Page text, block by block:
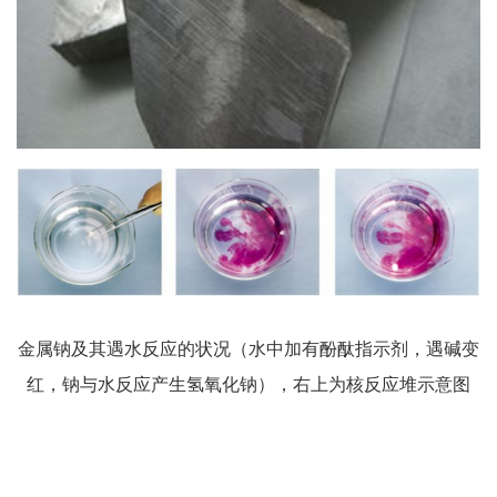
金属钠及其遇水反应的状况（水中加有酚酞指示剂，遇碱变
红，钠与水反应产生氢氧化钠），右上为核反应堆示意图